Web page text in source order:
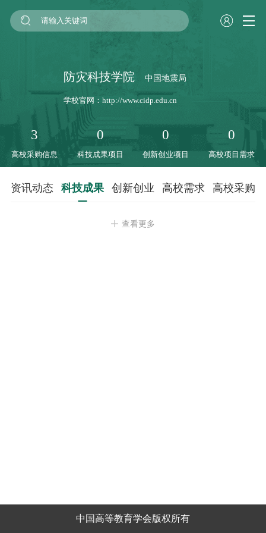
防灾科技学院 中国地震局
学校官网： http://www.cidp.edu.cn
3
高校采购信息
0
科技成果项目
0
创新创业项目
0
高校项目需求
资讯动态 科技成果 创新创业 高校需求 高校采购
查看更多
中国高等教育学会版权所有